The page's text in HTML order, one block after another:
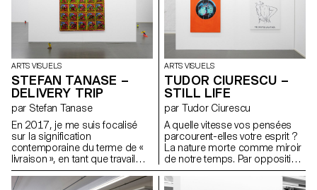
son ouvrage La promesse de
l’aube : « Avec l’amour
maternelle la vie vous fait à
l’aube une promesse qu’elle ne
tiendra jamais. »
ARTS VISUELS
STEFAN TANASE –
DELIVERY TRIP
par Stefan Tanase
En 2017, je me suis focalisé
sur la signification
contemporaine du terme de «
livraison », en tant que travail
quotidien dans la vie réelle.
Depuis, cette notion est
ARTS VISUELS
TUDOR CIURESCU –
STILL LIFE
par Tudor Ciurescu
A quelle vitesse vos pensées
parcourent-elles votre esprit ?
La nature morte comme miroir
de notre temps. Par opposition
à l’accélérationnisme, la nature
morte marque une pause et